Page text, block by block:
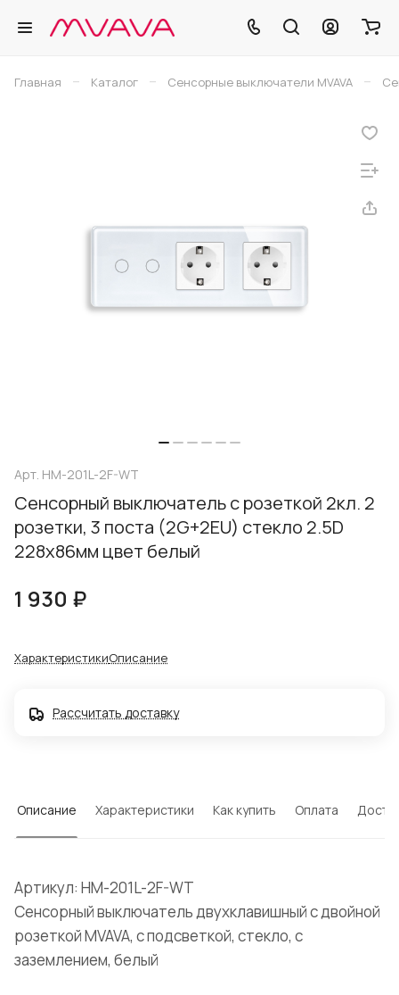
Главная – Каталог – Сенсорные выключатели MVAVA –
Арт. HM-201L-2F-WT
Сенсорный выключатель с розеткой 2кл. 2
розетки, 3 поста (2G+2EU) стекло 2.5D
228х86мм цвет белый
1 930 ₽
ХарактеристикиОписание
Рассчитать доставку
Описание Характеристики Как купить Оплата
Артикул: HM-201L-2F-WT
Сенсорный выключатель двухклавишный с двойной
розеткой MVAVA, с подсветкой, стекло, с
заземлением, белый